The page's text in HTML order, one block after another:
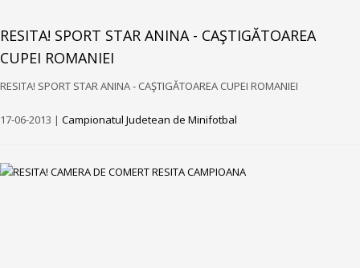
RESITA! SPORT STAR ANINA - CAŞTIGĂTOAREA
CUPEI ROMANIEI
RESITA! SPORT STAR ANINA - CAŞTIGĂTOAREA CUPEI ROMANIEI
17-06-2013 | Campionatul Judetean de Minifotbal